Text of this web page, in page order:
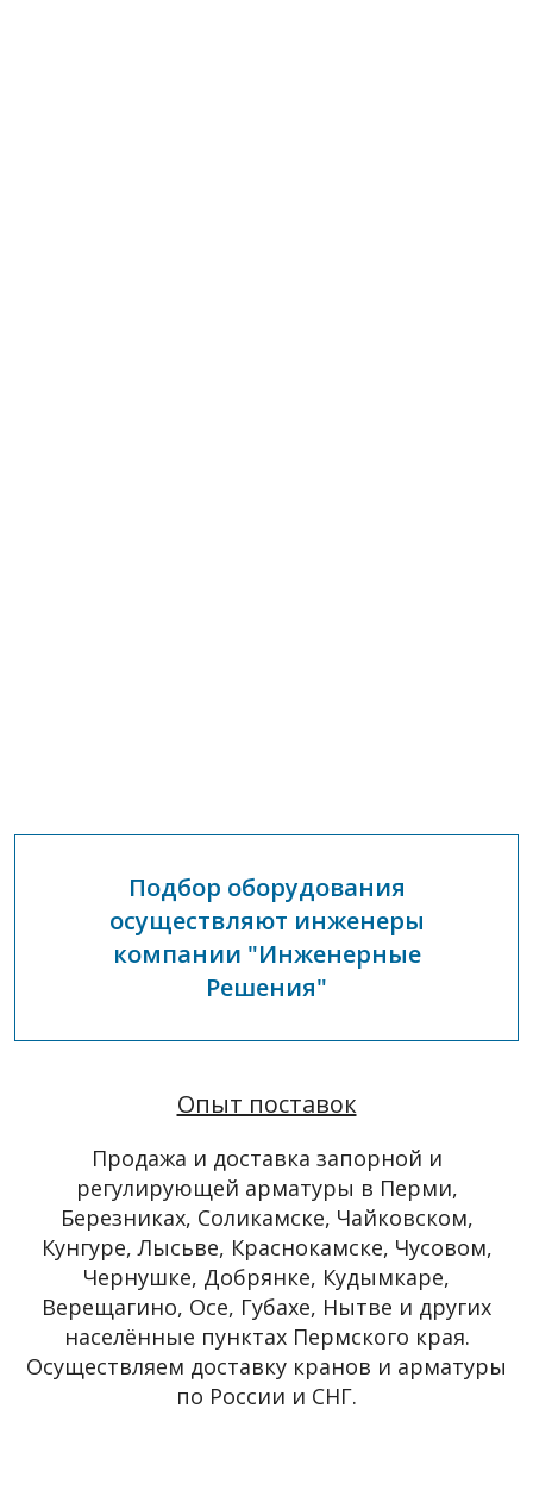
Подбор оборудования
осуществляют инженеры
компании "Инженерные
Решения"
Опыт поставок
Продажа и доставка запорной и
регулирующей арматуры в Перми,
Березниках, Соликамске, Чайковском,
Кунгуре, Лысьве, Краснокамске, Чусовом,
Чернушке, Добрянке, Кудымкаре,
Верещагино, Осе, Губахе, Нытве и других
населённые пунктах Пермского края.
Осуществляем доставку кранов и арматуры
по России и СНГ.